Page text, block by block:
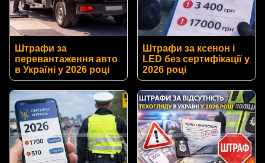
Штрафи за
перевантаження авто
в Україні у 2026 році
Штрафи за ксенон і
LED без сертифікації у
2026 році